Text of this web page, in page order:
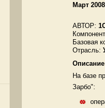
Март 2008
АВТОР:
Базовая
Отрасль:
Описание
На базе
Зарбо":